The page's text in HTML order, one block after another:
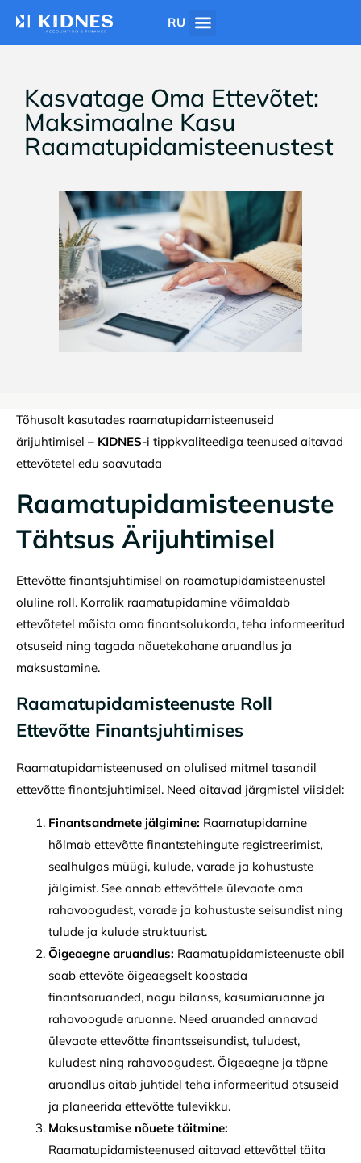
RU
Kasvatage Oma Ettevõtet:
Maksimaalne Kasu
Raamatupidamisteenustest
Tõhusalt kasutades raamatupidamisteenuseid
ärijuhtimisel – KIDNES-i tippkvaliteediga teenused aitavad
ettevõtetel edu saavutada
Raamatupidamisteenuste
Tähtsus Ärijuhtimisel
Ettevõtte finantsjuhtimisel on raamatupidamisteenustel
oluline roll. Korralik raamatupidamine võimaldab
ettevõtetel mõista oma finantsolukorda, teha informeeritud
otsuseid ning tagada nõuetekohane aruandlus ja
maksustamine.
Raamatupidamisteenuste Roll
Ettevõtte Finantsjuhtimises
Raamatupidamisteenused on olulised mitmel tasandil
ettevõtte finantsjuhtimisel. Need aitavad järgmistel viisidel:
Finantsandmete jälgimine: Raamatupidamine
hõlmab ettevõtte finantstehingute registreerimist,
sealhulgas müügi, kulude, varade ja kohustuste
jälgimist. See annab ettevõttele ülevaate oma
rahavoogudest, varade ja kohustuste seisundist ning
tulude ja kulude struktuurist.
Õigeaegne aruandlus: Raamatupidamisteenuste abil
saab ettevõte õigeaegselt koostada
finantsaruanded, nagu bilanss, kasumiaruanne ja
rahavoogude aruanne. Need aruanded annavad
ülevaate ettevõtte finantsseisundist, tuludest,
kuludest ning rahavoogudest. Õigeaegne ja täpne
aruandlus aitab juhtidel teha informeeritud otsuseid
ja planeerida ettevõtte tulevikku.
Maksustamise nõuete täitmine:
Raamatupidamisteenused aitavad ettevõttel täita